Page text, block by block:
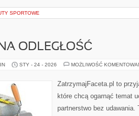
SPORTOWE
ODLEGŁOŚĆ
STY - 24 - 2026 MOŻLIWOŚĆ
ZatrzymajFaceta.pl to
które chcą ogarnąć temat
partnerstwo bez udawania.